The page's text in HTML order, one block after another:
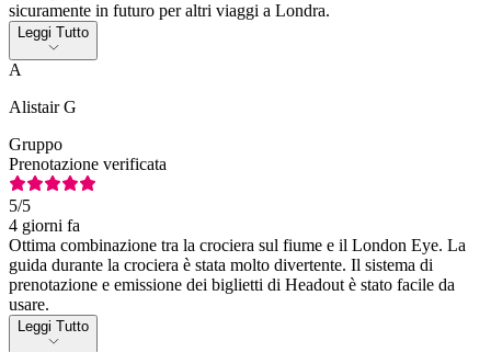
sicuramente in futuro per altri viaggi a Londra.
Leggi Tutto
A
Alistair G
Gruppo
Prenotazione verificata
5/5
4 giorni fa
Ottima combinazione tra la crociera sul fiume e il London Eye. La
guida durante la crociera è stata molto divertente. Il sistema di
prenotazione e emissione dei biglietti di Headout è stato facile da
usare.
Leggi Tutto